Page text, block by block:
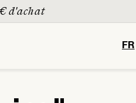
d'achat
L
FR